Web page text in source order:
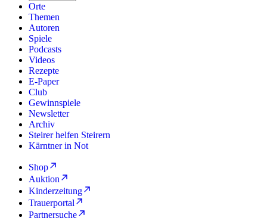
Orte
Themen
Autoren
Spiele
Podcasts
Videos
Rezepte
E-Paper
Club
Gewinnspiele
Newsletter
Archiv
Steirer helfen Steirern
Kärntner in Not
Shop
Auktion
Kinderzeitung
Trauerportal
Partnersuche